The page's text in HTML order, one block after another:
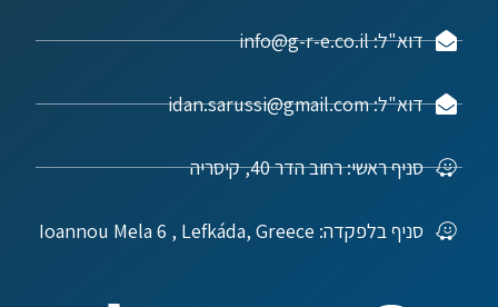
דוא"ל: info@g-r-e.co.il
דוא"ל: idan.sarussi@gmail.com
סניף ראשי: רחוב הדר 40, קיסריה
סניף בלפקדה: Ioannou Mela 6 , Lefkáda, Greece